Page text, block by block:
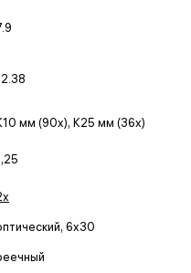
мм (90x), K25 мм (36x)
6x30